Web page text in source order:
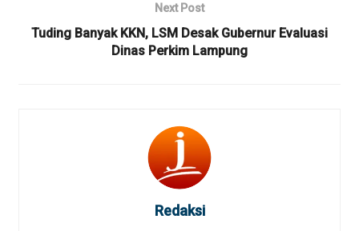
Next Post
Tuding Banyak KKN, LSM Desak Gubernur Evaluasi
Dinas Perkim Lampung
Redaksi